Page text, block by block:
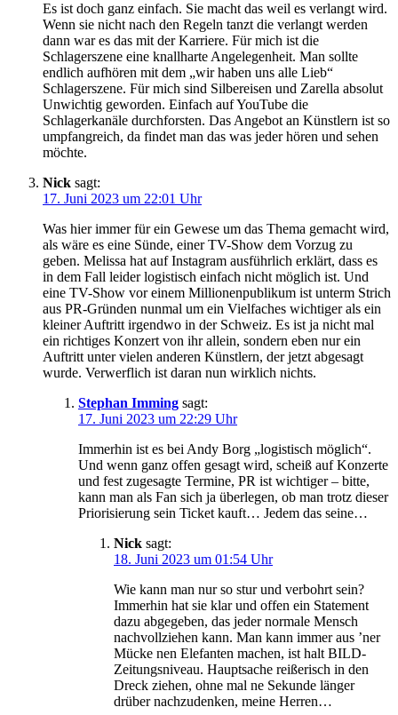
Es ist doch ganz einfach. Sie macht das weil es verlangt wird.
Wenn sie nicht nach den Regeln tanzt die verlangt werden
dann war es das mit der Karriere. Für mich ist die
Schlagerszene eine knallharte Angelegenheit. Man sollte
endlich aufhören mit dem „wir haben uns alle Lieb“
Schlagerszene. Für mich sind Silbereisen und Zarella absolut
Unwichtig geworden. Einfach auf YouTube die
Schlagerkanäle durchforsten. Das Angebot an Künstlern ist so
umpfangreich, da findet man das was jeder hören und sehen
möchte.
Nick sagt:
17. Juni 2023 um 22:01 Uhr
Was hier immer für ein Gewese um das Thema gemacht wird,
als wäre es eine Sünde, einer TV-Show dem Vorzug zu
geben. Melissa hat auf Instagram ausführlich erklärt, dass es
in dem Fall leider logistisch einfach nicht möglich ist. Und
eine TV-Show vor einem Millionenpublikum ist unterm Strich
aus PR-Gründen nunmal um ein Vielfaches wichtiger als ein
kleiner Auftritt irgendwo in der Schweiz. Es ist ja nicht mal
ein richtiges Konzert von ihr allein, sondern eben nur ein
Auftritt unter vielen anderen Künstlern, der jetzt abgesagt
wurde. Verwerflich ist daran nun wirklich nichts.
Stephan Imming sagt:
17. Juni 2023 um 22:29 Uhr
Immerhin ist es bei Andy Borg „logistisch möglich“.
Und wenn ganz offen gesagt wird, scheiß auf Konzerte
und fest zugesagte Termine, PR ist wichtiger – bitte,
kann man als Fan sich ja überlegen, ob man trotz dieser
Priorisierung sein Ticket kauft… Jedem das seine…
Nick sagt:
18. Juni 2023 um 01:54 Uhr
Wie kann man nur so stur und verbohrt sein?
Immerhin hat sie klar und offen ein Statement
dazu abgegeben, das jeder normale Mensch
nachvollziehen kann. Man kann immer aus ’ner
Mücke nen Elefanten machen, ist halt BILD-
Zeitungsniveau. Hauptsache reißerisch in den
Dreck ziehen, ohne mal ne Sekunde länger
drüber nachzudenken, meine Herren…